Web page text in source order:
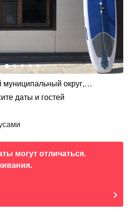
округ,
д. Ляча, ул. Новая Ляча, 16
даты и гостей
могут отличаться.